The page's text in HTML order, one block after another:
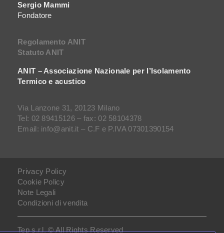
Sergio Mammi
Fondatore
Regolamento ANIT
Statuto ANIT
ANIT – Associazione Nazionale per l’Isolamento
Termico e acustico
Via Lanzone 31, 20123 Milano
Tel: 02 89415126 – fax: 02 58104378
Email: info@anit.it – C.F e P.IVA 07301390154
Tep s.r.l. © All Rights Reserved
Privacy Policy
Cookie Policy
Note Legali
Condizioni di vendita